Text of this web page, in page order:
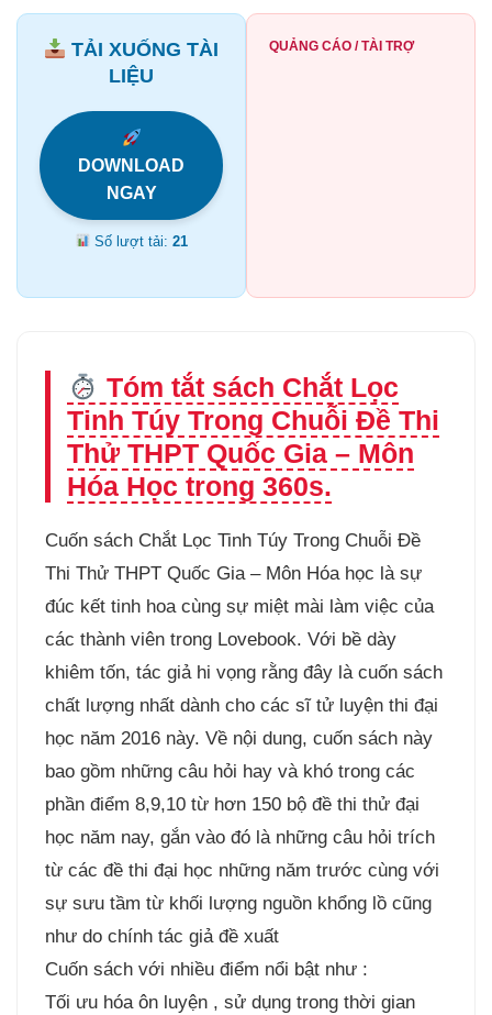
TẢI XUỐNG TÀI
LIỆU
DOWNLOAD
NGAY
Số lượt tải:21
QUẢNG CÁO / TÀI TRỢ
Tóm tắt sách Chắt Lọc
Tinh Túy Trong Chuỗi Đề Thi
Thử THPT Quốc Gia – Môn
Hóa Học trong 360s.
Cuốn sách Chắt Lọc Tinh Túy Trong Chuỗi Đề
Thi Thử THPT Quốc Gia – Môn Hóa học là sự
đúc kết tinh hoa cùng sự miệt mài làm việc của
các thành viên trong Lovebook. Với bề dày
khiêm tốn, tác giả hi vọng rằng đây là cuốn sách
chất lượng nhất dành cho các sĩ tử luyện thi đại
học năm 2016 này. Về nội dung, cuốn sách này
bao gồm những câu hỏi hay và khó trong các
phần điểm 8,9,10 từ hơn 150 bộ đề thi thử đại
học năm nay, gắn vào đó là những câu hỏi trích
từ các đề thi đại học những năm trước cùng với
sự sưu tầm từ khối lượng nguồn khổng lồ cũng
như do chính tác giả đề xuất
Cuốn sách với nhiều điểm nổi bật như :
Tối ưu hóa ôn luyện , sử dụng trong thời gian